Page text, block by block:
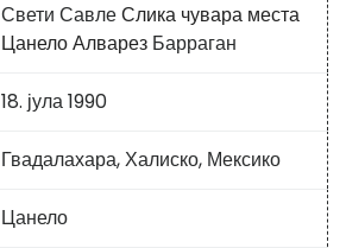
Свети СавлеСлика чувара места
Цанело Алварез Барраган
18. јула 1990
Гвадалахара, Халиско, Мексико
Цанело